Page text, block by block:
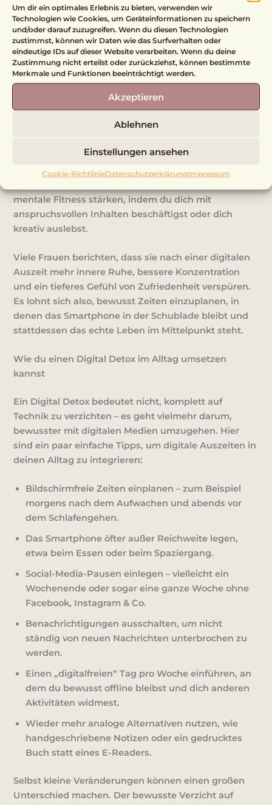
Um dir ein optimales Erlebnis zu bieten, verwenden wir
Technologien wie Cookies, um Geräteinformationen zu speichern
und/oder darauf zuzugreifen. Wenn du diesen Technologien
zustimmst, können wir Daten wie das Surfverhalten oder
eindeutige IDs auf dieser Website verarbeiten. Wenn du deine
Zustimmung nicht erteilst oder zurückziehst, können bestimmte
Merkmale und Funktionen beeinträchtigt werden.
Akzeptieren
Ablehnen
Einstellungen ansehen
Cookie-RichtlinieDatenschutzerklärungImpressum
Geistige Klarheit und innere Ruhe fördern
Der permanente digitale Input kann das Gehirn
überlasten. Ständig neue Nachrichten, Social-Media-
Posts und Videos – unser Kopf bekommt kaum eine
Pause. Ein Digital Detox hilft dabei, wieder
ablenken zu lassen.Gerade beim Älterwerden ist es
wichtig, den Geist aktiv und gesund zu halten. Statt
mentale Fitness stärken, indem du dich mit
anspruchsvollen Inhalten beschäftigst oder dich
kreativ auslebst.
Viele Frauen berichten, dass sie nach einer digitalen
Auszeit mehr innere Ruhe, bessere Konzentration
und ein tieferes Gefühl von Zufriedenheit verspüren.
Es lohnt sich also, bewusst Zeiten einzuplanen, in
denen das Smartphone in der Schublade bleibt und
stattdessen das echte Leben im Mittelpunkt steht.
Wie du einen Digital Detox im Alltag umsetzen
kannst
Ein Digital Detox bedeutet nicht, komplett auf
Technik zu verzichten – es geht vielmehr darum,
bewusster mit digitalen Medien umzugehen. Hier
sind ein paar einfache Tipps, um digitale Auszeiten in
deinen Alltag zu integrieren:
Bildschirmfreie Zeiten einplanen – zum Beispiel
morgens nach dem Aufwachen und abends vor
dem Schlafengehen.
Das Smartphone öfter außer Reichweite legen,
etwa beim Essen oder beim Spaziergang.
Social-Media-Pausen einlegen – vielleicht ein
Wochenende oder sogar eine ganze Woche ohne
Facebook, Instagram & Co.
Benachrichtigungen ausschalten, um nicht
ständig von neuen Nachrichten unterbrochen zu
werden.
Einen „digitalfreien“ Tag pro Woche einführen, an
dem du bewusst offline bleibst und dich anderen
Aktivitäten widmest.
Wieder mehr analoge Alternativen nutzen, wie
handgeschriebene Notizen oder ein gedrucktes
Buch statt eines E-Readers.
Selbst kleine Veränderungen können einen großen
Unterschied machen. Der bewusste Verzicht auf